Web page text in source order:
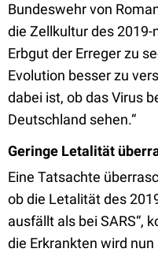
Bundeswehr von
die Zellkultur des
Erbgut der Erreger zu
Evolution besser zu
dabei ist, ob das Virus
Deutschland sehen.“
Geringe Letalität
Eine Tatsachte
ob die Letalität des
ausfällt als bei SARS“,
die Erkrankten wird